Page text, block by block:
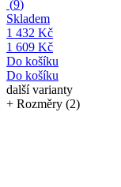
(9)
Skladem
1 432 Kč
1 609 Kč
Do košíku
Do košíku
další varianty
+ Rozměry (2)